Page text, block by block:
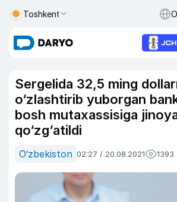
Toshkent
Sergelida 32,5 ming
o‘zlashtirib yuborgan
bosh mutaxassisiga
qo‘zg‘atildi
O‘zbekiston 02:27 / 20.08.2021 1393